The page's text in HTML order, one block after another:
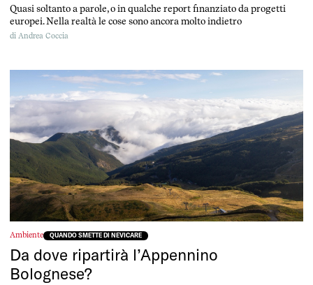
Quasi soltanto a parole, o in qualche report finanziato da progetti
europei. Nella realtà le cose sono ancora molto indietro
di Andrea Coccia
Ambiente QUANDO SMETTE DI NEVICARE
Da dove ripartirà l’Appennino
Bolognese?